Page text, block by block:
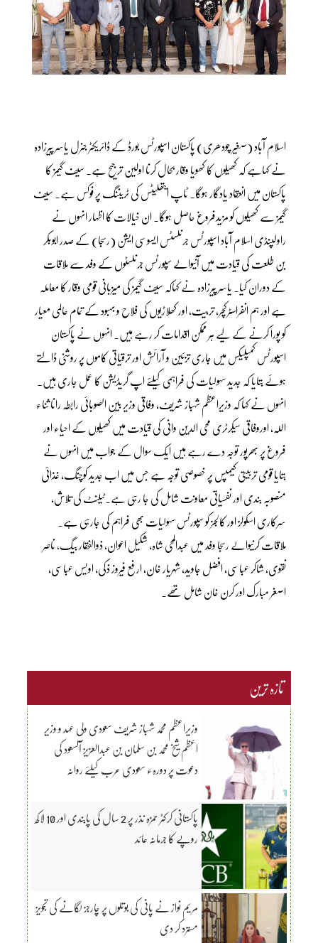
اسلام آباد (صغیر چودھری) پاکستان اسپورٹس بورڈ کے ڈائریکٹر جنرل یاسر پیرزادہ
نے کہاہے کہ کھیلوں کا کھویا وقار بحال کرنا اولین ترجیح ہے۔ سیف گیمز کا
پاکستان میں انعقاد یادگار ہوگا۔ ٹاپ ایتھلیٹس کی ٹریننگ پر فوکس ہے۔ سیف
گیمز سے کھیلوں کو مزیدفروغ حاصل ہوگا۔ ان خیالات کا اظہار انہوں نے
راولپنڈی اسلام آباد اسپورٹس جرنلسٹس ایسوسی ایشن (رسجا) کے صدر ابوبکر
بن طلعت کی قیادت میں آنیوالے سپورٹس جرنلسٹوں کے وفد سے ملاقات
کے دوران کیا۔ یاسر پیرزادہ نے کہاکہ سیف گیمز کی میزبانی قومی وقار کا معاملہ
ہے اور ہم انفراسٹرکچر، تربیت، اور کھلاڑیوں کی فلاح و بہبود کے تمام عالمی معیار
کو پورا کرنے کے لیے ہر ممکن اقدامات کر رہے ہیں۔ انہوں نے پاکستان
اسپورٹس کمپلیکس میں جاری تزئین و آرائش اور ترقیاتی کاموں پر روشنی ڈالتے
ہوئے بتایا کہ جدید سہولیات کی فراہمی کیلئے اپ گریڈیشن کا عمل جاری ہیں۔
انہوں نے کہا کہ وزیرِاعظم شہباز شریف، وفاقی وزیر بین الصوبائی رابطہ رانا ثناء
اللہ، اوروفاقی سیکرٹری محی الدین وانی کی قیادت میں کھیلوں کے احیاء اور
فروغ پر بھرپور توجہ دے رہے ہیں ایک سوال کے جواب میں انہوں نے
بتایا قومی تربیتی کیمپس پر خصوصی توجہ ہے جس میں اب جدید کوچنگ، غذائی
منصوبہ بندی اور نفسیاتی معاونت شامل کی جا رہی ہے۔ٹیلنٹ کی تلاش،
سرکاری اسکولز اور کالجز کو سپورٹس سہولیات بھی فراہم کی جارہی ہے۔
ملاقات کرنیوالے رسجا وفد میں عبدالمحی شاہ، شکیل اعوان، ذوالفقار بیگ، ناصر
نقوی، شاکر عباسی، افضل جاوید، شہریار خان، ارفع فیروز ذکی، اویس عباسی،
اصغر مبارک اور کرن خان شامل تھے۔
تازہ ترین
وزیراعظم محمد شہباز شریف سعودی ولی عہد و وزیرِ
اعظم شیخ محمد بن سلمان بن عبدالعزیز آلسعود کی
دعوت پر دورہء سعودی عرب کیلئے روانہ
پاکستانی کرکٹر حمزہ نذر پر 2 سال کی پابندی اور 10 لاکھ
روپے کا جرمانہ عائد
مریم نواز نے پانی کی بوتلوں پر چارجز لگانے کی تجویز
مسترد کر دی